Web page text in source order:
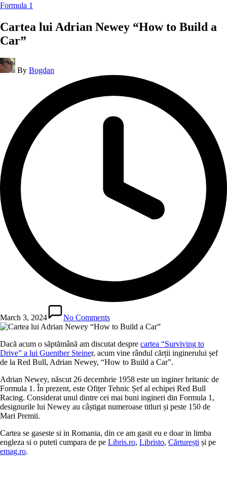
Posted
Formula 1
Cartea lui Adrian Newey “How to Build a
Car”
Posted
by
By Bogdan
March 3, 2024 No Comments
Dacă acum o săptămână am discutat despre cartea “Surviving to
Drive” a lui Guenther Steiner, acum vine rândul cărții inginerului șef
de la Red Bull, Adrian Newey, “How to Build a Car”.
Adrian Newey, născut 26 decembrie 1958 este un inginer britanic de
Formula 1. În prezent, este Ofițer Tehnic Șef al echipei Red Bull
Racing. Considerat unul dintre cei mai buni ingineri din Formula 1,
designurile lui Newey au câștigat numeroase titluri și peste 150 de
Mari Premii.
Cartea se gaseste si in Romania, din ce am gasit eu e doar in limba
engleza si o puteti cumpara de pe Libris.ro, Libristo, Cărturești și pe
emag.ro.